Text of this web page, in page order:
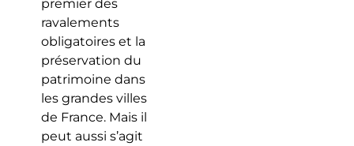
premier des
ravalements
obligatoires et la
préservation du
patrimoine dans
les grandes villes
de France. Mais il
peut aussi s’agit